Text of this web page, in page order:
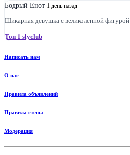
Бодрый Енот 1 день назад
Шикарная девушка с великолепной фигурой
Топ 1 slyclub
Написать нам
О нас
Правила объявлений
Правила стены
Модерация